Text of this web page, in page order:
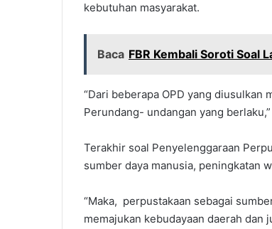
kebutuhan masyarakat.
Baca FBR Kembali Soroti Soal
“Dari beberapa OPD yang diusulkan
Perundang- undangan yang
Terakhir soal Penyelenggaraan
sumber daya manusia, peningkatan
“Maka, perpustakaan sebagai
memajukan kebudayaan daerah dan